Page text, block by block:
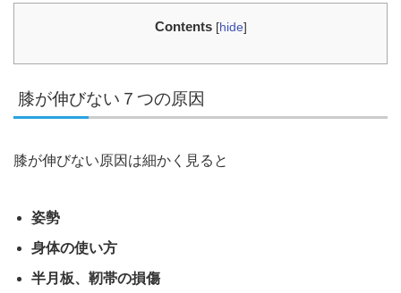
Contents [hide]
膝が伸びない７つの原因
膝が伸びない原因は細かく見ると
姿勢
身体の使い方
半月板、靭帯の損傷